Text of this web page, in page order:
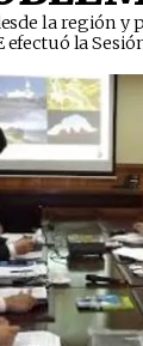
la región y
efectuó la